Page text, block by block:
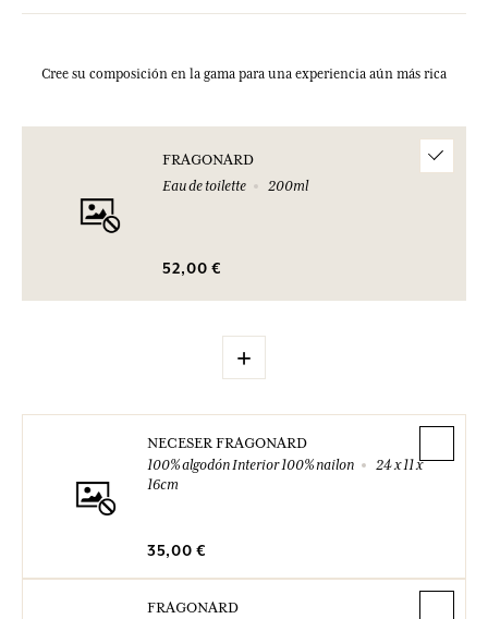
Cree su composición en la gama para una experiencia aún más rica
FRAGONARD
Eau de toilette
200ml
52,00 €
+
NECESER FRAGONARD
100% algodón Interior 100% nailon
24 x 11 x
16cm
35,00 €
FRAGONARD